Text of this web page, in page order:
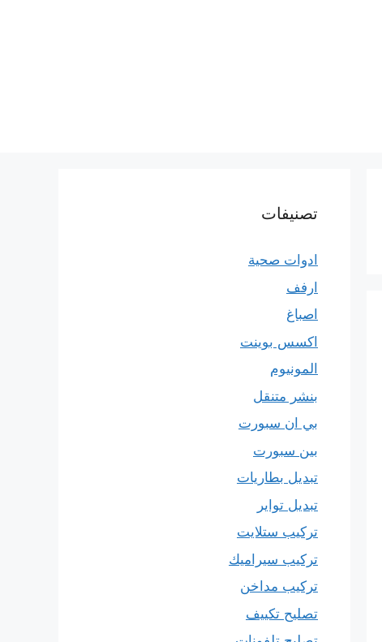
تصنيفات
ادوات صحية
ارفف
اصباغ
اكسس بوينت
المونيوم
بنشر متنقل
بي ان سبورت
بين سبورت
تبديل بطاريات
تبديل تواير
تركيب ستلايت
تركيب سيراميك
تركيب مداخن
تصليح تكييف